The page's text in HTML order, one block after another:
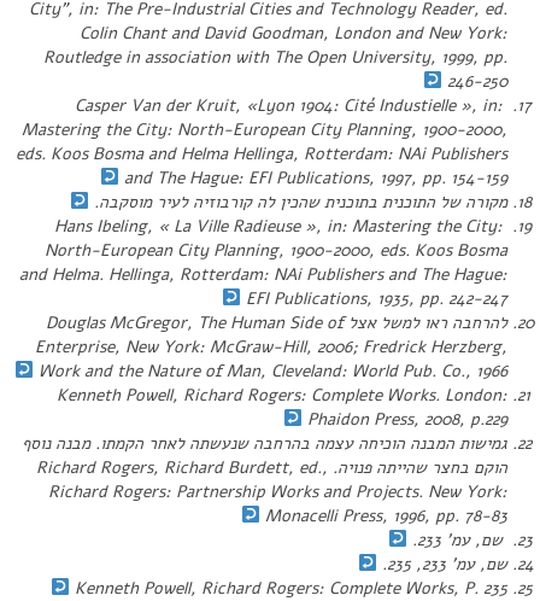
City”, in: The Pre-Industrial Cities and Technology Reader, ed.
Colin Chant and David Goodman, London and New York:
Routledge in association with The Open University, 1999, pp.
246-250
Casper Van der Kruit, «Lyon 1904: Cité Industielle », in:
Mastering the City: North-European City Planning, 1900-2000,
eds. Koos Bosma and Helma Hellinga, Rotterdam: NAi Publishers
and The Hague: EFI Publications, 1997, pp. 154-159
מקורה של התוכנית בתוכנית שהכין לה קורבוזיה לעיר מוסקבה.
Hans Ibeling, « La Ville Radieuse », in:
Mastering the City:
North-European City Planning, 1900-2000, eds. Koos Bosma
and Helma. Hellinga, Rotterdam: NAi Publishers and The Hague:
EFI Publications, 1935, pp. 242-247
להרחבה ראו למשל אצל Douglas McGregor,The Human Side of
Enterprise, New York: McGraw-Hill, 2006; Fredrick Herzberg,
Work and the Nature of Man, Cleveland: World Pub. Co., 1966
Kenneth Powell, Richard Rogers: Complete Works. London:
Phaidon Press, 2008, p.229
גמישות המבנה הוכיחה עצמה בהרחבה שנעשתה לאחר הקמתו. מבנה נוסף
הוקם בחצר שהייתה פנויה. Richard Rogers, Richard Burdett, ed.,
Richard Rogers: Partnership Works and Projects. New York:
Monacelli Press, 1996, pp. 78-83
שם, עמ’ 233.
שם, עמ’ 233, 235.
Kenneth Powell, Richard Rogers: Complete Works, P. 235